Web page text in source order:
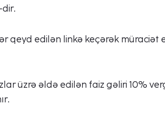
dir.
qeyd edilən linkə keçərək müraciət
üzrə əldə edilən faiz gəliri 10%